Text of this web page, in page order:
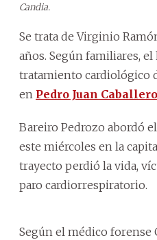
Candia.
Se trata de Virginio
años. Según familiares,
tratamiento cardiológico
en Pedro Juan Caballero
Bareiro Pedrozo abordó
este miércoles en la
trayecto perdió la vida,
paro cardiorrespiratorio.
Según el médico forense